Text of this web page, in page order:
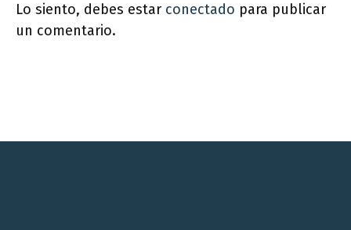
Lo siento, debes estar conectado para publicar
un comentario.